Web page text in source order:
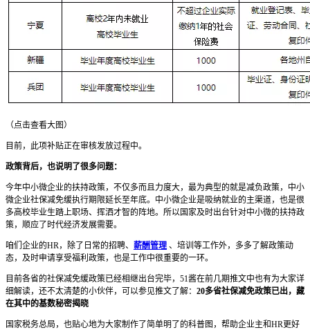
（点击查看大图）
目前，此项补贴正在审核发放过程中。
政策背后，也说明了很多问题：
今年中小微企业的扶持政策，不仅多而且力度大，最为典型的就是减负政策，中小
微企业社保减免缓执行期限延长至年底。中小微企业是吸纳就业的主渠道，也是很
多高校毕业生踏上职场、挥洒才智的阵地。所以国家及时出台针对中小微的扶持政
策，顺应了时代经济发展需要。
咱们企业的HR，除了日常的招聘、 薪酬管理 、培训等工作外，多多了解政策动
态，及时申请享受福利政策，也是工作中很重要的一环。
目前各省的社保减免缓政策已经相继出台完毕，51酱在前几期推文中也有为大家详
细解读，还不太清楚的小伙伴，可以参见推文了解： 20多省社保减免政策已出，藏
在其中的基数秘密揭晓
国家税务总局，也贴心地为大家制作了简单明了的科普图，帮助企业主和HR更好